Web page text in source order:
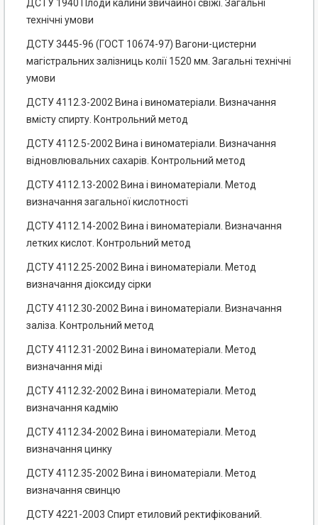
ДСТУ 1940 Плоди калини звичайної свіжі. Загальні
технічні умови
ДСТУ 3445-96 (ГОСТ 10674-97) Вагони-цистерни
магістральних залізниць колії 1520 мм. Загальні технічні
умови
ДСТУ 4112.3-2002 Вина і виноматеріали. Визначання
вмісту спирту. Контрольний метод
ДСТУ 4112.5-2002 Вина і виноматеріали. Визначання
відновлювальних сахарів. Контрольний метод
ДСТУ 4112.13-2002 Вина і виноматеріали. Метод
визначання загальної кислотності
ДСТУ 4112.14-2002 Вина і виноматеріали. Визначання
летких кислот. Контрольний метод
ДСТУ 4112.25-2002 Вина і виноматеріали. Метод
визначання діоксиду сірки
ДСТУ 4112.30-2002 Вина і виноматеріали. Визначання
заліза. Контрольний метод
ДСТУ 4112.31-2002 Вина і виноматеріали. Метод
визначання міді
ДСТУ 4112.32-2002 Вина і виноматеріали. Метод
визначання кадмію
ДСТУ 4112.34-2002 Вина і виноматеріали. Метод
визначання цинку
ДСТУ 4112.35-2002 Вина і виноматеріали. Метод
визначання свинцю
ДСТУ 4221-2003 Спирт етиловий ректифікований.